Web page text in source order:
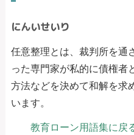
にんいせいり
任意整理とは、裁判所を通
った専門家が私的に債権者
方法などを決めて和解を求
います。
教育ローン用語集に戻